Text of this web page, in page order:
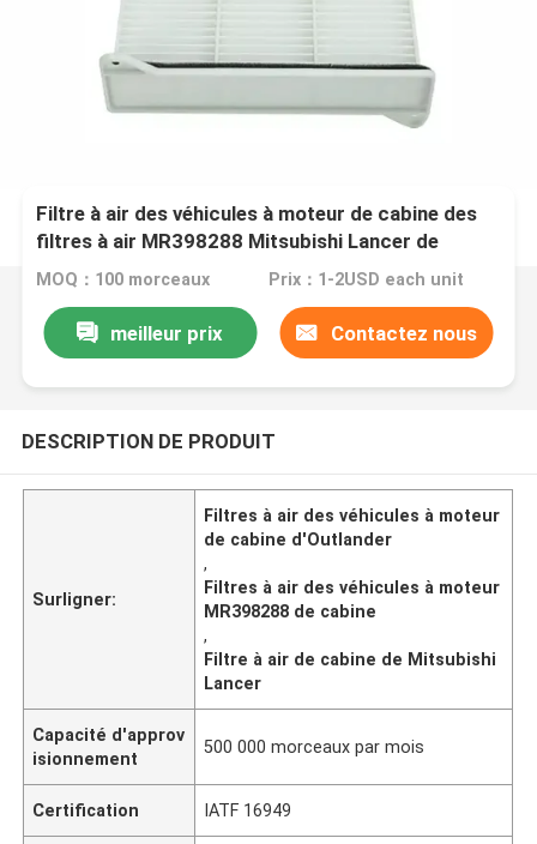
Filtre à air des véhicules à moteur de cabine des
filtres à air MR398288 Mitsubishi Lancer de
cabine d'Outlander
MOQ：100 morceaux Prix：1-2USD each unit
meilleur prix Contactez nous
DESCRIPTION DE PRODUIT
Surligner:
Filtres à air des véhicules à moteur
de cabine d'Outlander
,
Filtres à air des véhicules à moteur
MR398288 de cabine
,
Filtre à air de cabine de Mitsubishi
Lancer
Capacité d'approv
isionnement
500 000 morceaux par mois
Certification IATF 16949